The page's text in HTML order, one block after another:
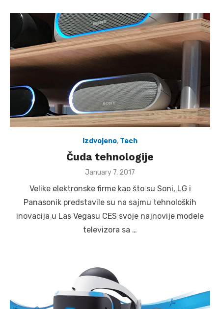
Izdvojeno, Tech
Čuda tehnologije
Posted
January 7, 2017
Velike elektronske firme kao što su Soni, LG i
Panasonik predstavile su na sajmu tehnoloških
inovacija u Las Vegasu CES svoje najnovije modele
televizora sa …